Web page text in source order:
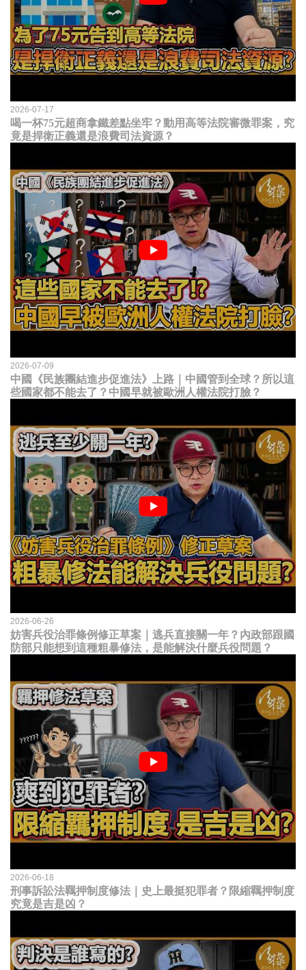
2026-07-17
喝一杯75元超商拿鐵差點坐牢？動用高等法院審微罪案，究
竟是捍衛正義還是浪費司法資源？
2026-07-09
中國《民族團結進步促進法》上路｜中國管到全球？所以這
些國家都不能去了？中國早就被歐洲人權法院打臉？
2026-06-26
妨害兵役治罪條例修正草案｜逃兵直接關一年？內政部跟國
防部只能想到這種粗暴修法，是能解決什麼兵役問題？
2026-06-18
刑事訴訟法羈押制度修法｜史上最挺犯罪者？限縮羈押制度
究竟是吉是凶？